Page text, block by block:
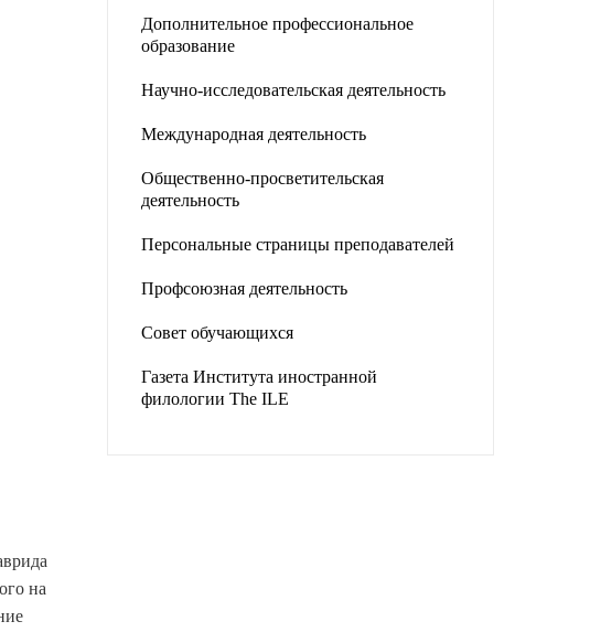
на
Дополнительное профессиональное
образование
Научно-исследовательская деятельность
Международная деятельность
Общественно-просветительская
деятельность
Персональные страницы преподавателей
Профсоюзная деятельность
Совет обучающихся
Газета Института иностранной
филологии The ILE